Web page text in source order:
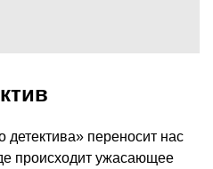
переносит нас
происходит ужасающее